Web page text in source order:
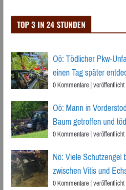
TOP 3 IN 24 STUNDEN
Oö: Tödlicher Pkw-
einen Tag später
0 Kommentare|
Oö: Mann in
Baum getroffen und
0 Kommentare|
Nö: Viele Schutzengel
zwischen Vitis und
0 Kommentare|